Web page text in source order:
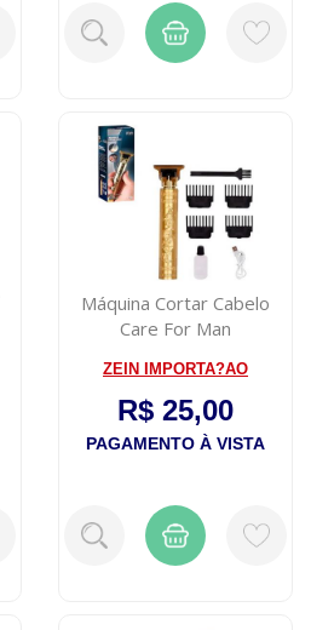
Máquina Cortar Cabelo
Care For Man
ZEIN IMPORTA?AO
R$ 25,00
PAGAMENTO À VISTA